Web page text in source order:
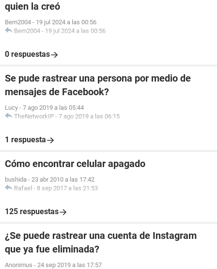
quien la creó
Bem2004 - 19 jul 2024 a las 00:56
Bem2004 - 19 jul 2024 a las 00:56
0 respuestas
Se pude rastrear una persona por medio de
mensajes de Facebook?
Lucy - 7 ago 2019 a las 05:44
TheNetworkIP - 7 ago 2019 a las 06:15
1 respuesta
Cómo encontrar celular apagado
bushida - 23 abr 2010 a las 17:42
Rafael - 8 sep 2017 a las 21:53
125 respuestas
¿Se puede rastrear una cuenta de Instagram
que ya fue eliminada?
Anonimus - 24 sep 2019 a las 17:57